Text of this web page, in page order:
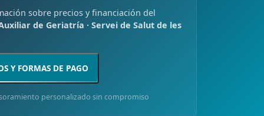
sobre precios y financiación del
de Geriatría · Servei de Salut de les
Y FORMAS DE PAGO
personalizado sin compromiso